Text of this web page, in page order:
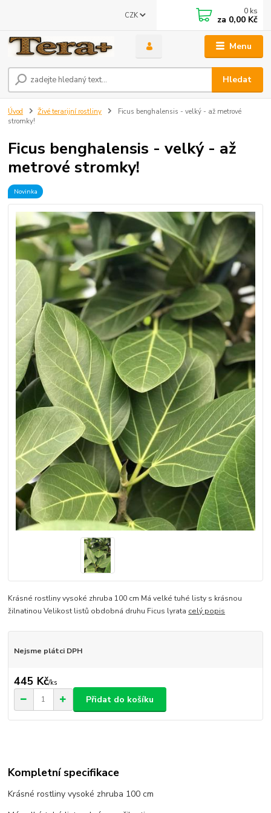
Menu
CZK
Hledat
0 ks
za 0,00 Kč
Úvod Živé terarijní rostliny
Ficus benghalensis - velký - až metrové
stromky!
Ficus benghalensis - velký - až
metrové stromky!
Novinka
Krásné rostliny vysoké zhruba 100 cm Má velké tuhé listy s krásnou
žilnatinou Velikost listů obdobná druhu Ficus lyrata celý popis
Nejsme plátci DPH
445 Kč/ks
Přidat do košíku
Kompletní specifikace
Krásné rostliny vysoké zhruba 100 cm